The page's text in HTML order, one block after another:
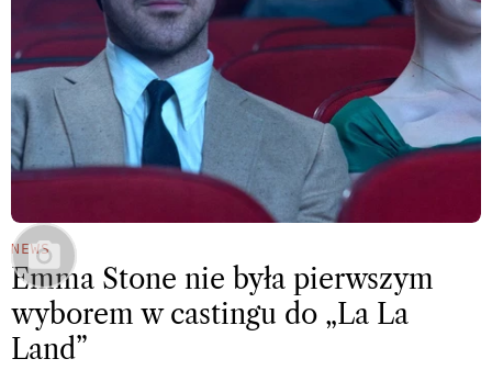
NEWS
Emma Stone nie była pierwszym
wyborem w castingu do „La La
Land”